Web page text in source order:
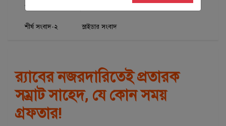
অপরাধ
শীর্ষ সংবাদ-২ স্লাইডার সংবাদ
র‌্যাবের নজরদারিতেই প্রতারক
সম্রাট সাহেদ, যে কোন সময়
গ্রফতার!